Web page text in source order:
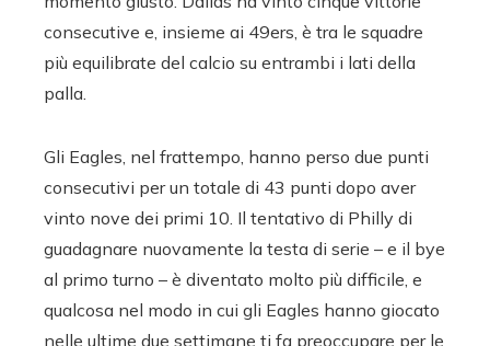
consecutive e, insieme ai 49ers, è tra le squadre
più equilibrate del calcio su entrambi i lati della
palla.
Gli Eagles, nel frattempo, hanno perso due punti
consecutivi per un totale di 43 punti dopo aver
vinto nove dei primi 10. Il tentativo di Philly di
guadagnare nuovamente la testa di serie – e il bye
al primo turno – è diventato molto più difficile, e
qualcosa nel modo in cui gli Eagles hanno giocato
nelle ultime due settimane ti fa preoccupare per le